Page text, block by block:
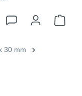
30 mm